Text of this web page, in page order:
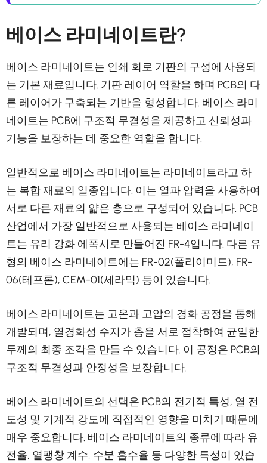
베이스 라미네이트란?
베이스 라미네이트는 인쇄 회로 기판의 구성에 사용되
는 기본 재료입니다. 기판 레이어 역할을 하며 PCB의 다
른 레이어가 구축되는 기반을 형성합니다. 베이스 라미
네이트는 PCB에 구조적 무결성을 제공하고 신뢰성과
기능을 보장하는 데 중요한 역할을 합니다.
일반적으로 베이스 라미네이트는 라미네이트라고 하
는 복합 재료의 일종입니다. 이는 열과 압력을 사용하여
서로 다른 재료의 얇은 층으로 구성되어 있습니다. PCB
산업에서 가장 일반적으로 사용되는 베이스 라미네이
트는 유리 강화 에폭시로 만들어진 FR-4입니다. 다른 유
형의 베이스 라미네이트에는 FR-02(폴리이미드), FR-
06(테프론), CEM-01(세라믹) 등이 있습니다.
베이스 라미네이트는 고온과 고압의 경화 공정을 통해
개발되며, 열경화성 수지가 층을 서로 접착하여 균일한
두께의 최종 조각을 만들 수 있습니다. 이 공정은 PCB의
구조적 무결성과 안정성을 보장합니다.
베이스 라미네이트의 선택은 PCB의 전기적 특성, 열 전
도성 및 기계적 강도에 직접적인 영향을 미치기 때문에
매우 중요합니다. 베이스 라미네이트의 종류에 따라 유
전율, 열팽창 계수, 수분 흡수율 등 다양한 특성이 있습